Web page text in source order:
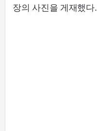
장의 사진을 게재했다.